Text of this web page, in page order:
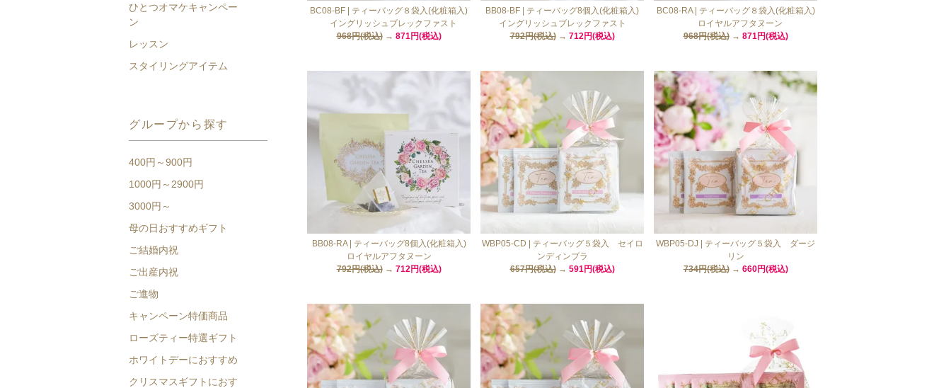
BC08-BF | ティーバッグ８袋入(化粧箱入)
イングリッシュブレックファスト
968円(税込)→ 871円(税込)
BB08-BF | ティーバッグ8個入(化粧箱入)
イングリッシュブレックファスト
792円(税込)→ 712円(税込)
BC08-RA | ティーバッグ８袋入(化粧箱入)
ロイヤルアフタヌーン
968円(税込)→ 871円(税込)
BB08-RA | ティーバッグ8個入(化粧箱入)
ロイヤルアフタヌーン
792円(税込)→ 712円(税込)
WBP05-CD | ティーバッグ５袋入 セイロ
ンディンブラ
657円(税込)→ 591円(税込)
WBP05-DJ | ティーバッグ５袋入 ダージ
リン
734円(税込)→ 660円(税込)
ひとつオマケキャンペー
ン
レッスン
スタイリングアイテム
グループから探す
400円～900円
1000円～2900円
3000円～
母の日おすすめギフト
ご結婚内祝
ご出産内祝
ご進物
キャンペーン特価商品
ローズティー特選ギフト
ホワイトデーにおすすめ
クリスマスギフトにおす